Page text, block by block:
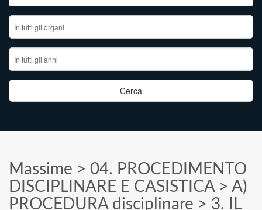
Massime > 04. PROCEDIMENTO
DISCIPLINARE E CASISTICA> A)
PROCEDURA disciplinare > 3. IL